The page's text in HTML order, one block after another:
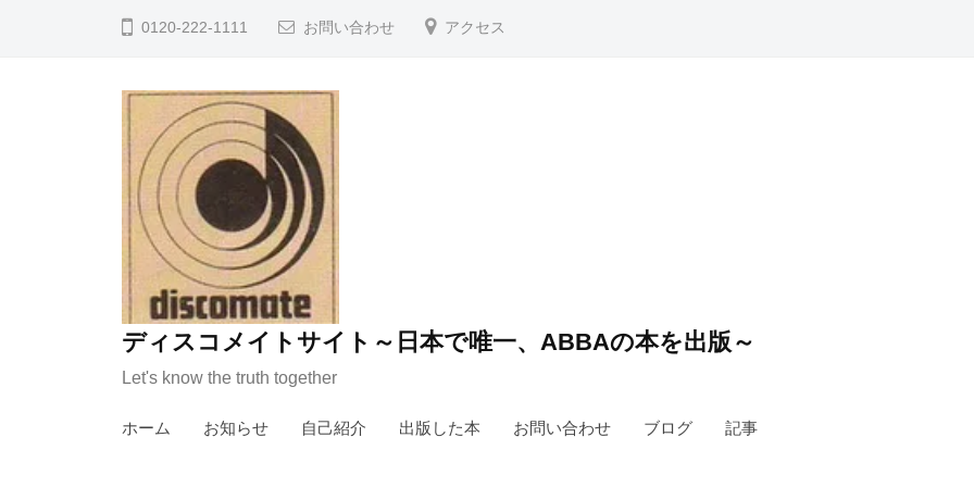
0120-222-1111 お問い合わせ アクセス
ディスコメイトサイト～日本で唯一、ABBAの本を出版～
Let's know the truth together
ホーム お知らせ 自己紹介 出版した本 お問い合わせ ブログ 記事